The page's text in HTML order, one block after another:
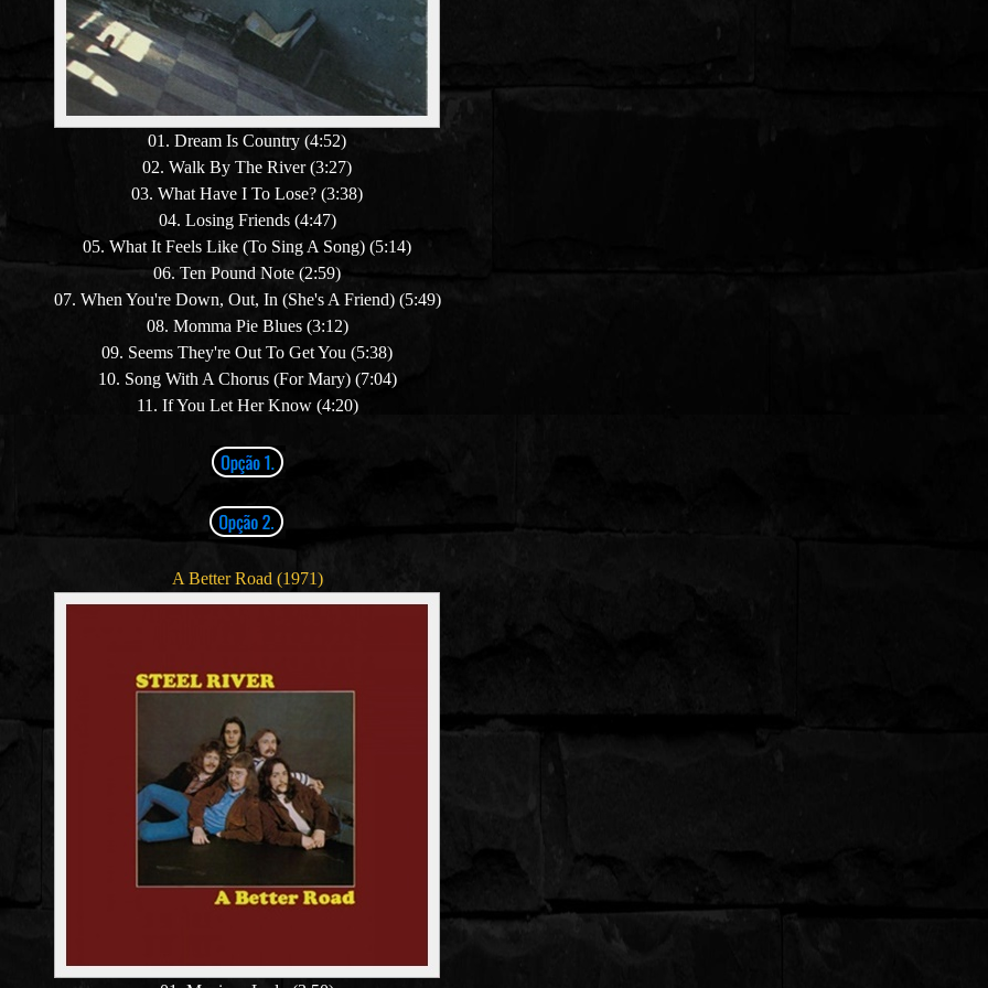
01. Dream Is Country (4:52)
02. Walk By The River (3:27)
03. What Have I To Lose? (3:38)
04. Losing Friends (4:47)
05. What It Feels Like (To Sing A Song) (5:14)
06. Ten Pound Note (2:59)
07. When You're Down, Out, In (She's A Friend)(5:49)
08. Momma Pie Blues (3:12)
09. Seems They're Out To Get You (5:38)
10. Song With A Chorus (For Mary) (7:04)
11. If You Let Her Know (4:20)
A Better Road (1971)